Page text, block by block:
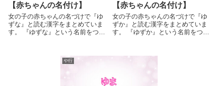
【赤ちゃんの名付け】
女の子の赤ちゃんの名づけで『ゆ
ずな』と読む漢字をまとめていま
す。 『ゆずな』という名前をつけ
【赤ちゃんの名付け】
女の子の赤ちゃんの名づけで『ゆ
ずか』と読む漢字をまとめていま
す。 『ゆずか』という名前をつけ
や行